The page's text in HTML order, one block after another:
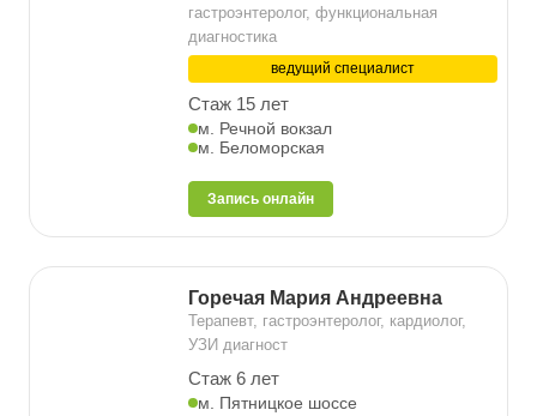
гастроэнтеролог, функциональная
диагностика
ведущий специалист
Стаж 15 лет
м. Речной вокзал
м. Беломорская
Запись онлайн
Горечая Мария Андреевна
Терапевт, гастроэнтеролог, кардиолог,
УЗИ диагност
Стаж 6 лет
м. Пятницкое шоссе